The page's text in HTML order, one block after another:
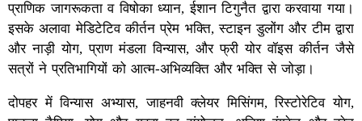
प्राणिक जागरूकता व विषोका ध्यान, ईशान टिगुनैत द्वारा करवाया गया।
इसके अलावा मेडिटेटिव कीर्तन प्रेम भक्ति, स्टाइन डुलोंग और टीम द्वारा
और नाड़ी योग, प्राण मंडला विन्यास, और फ्री योर वॉइस कीर्तन जैसे
सत्रों ने प्रतिभागियों को आत्म-अभिव्यक्ति और भक्ति से जोड़ा।
दोपहर में विन्यास अभ्यास, जाहनवी क्लेयर मिसिंगम, रिस्टोरेटिव योग,